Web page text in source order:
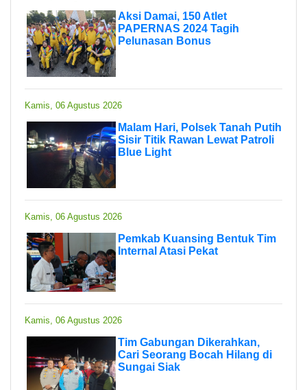
Aksi Damai, 150 Atlet
PAPERNAS 2024 Tagih
Pelunasan Bonus
Kamis, 06 Agustus 2026
Malam Hari, Polsek Tanah Putih
Sisir Titik Rawan Lewat Patroli
Blue Light
Kamis, 06 Agustus 2026
Pemkab Kuansing Bentuk Tim
Internal Atasi Pekat
Kamis, 06 Agustus 2026
Tim Gabungan Dikerahkan,
Cari Seorang Bocah Hilang di
Sungai Siak